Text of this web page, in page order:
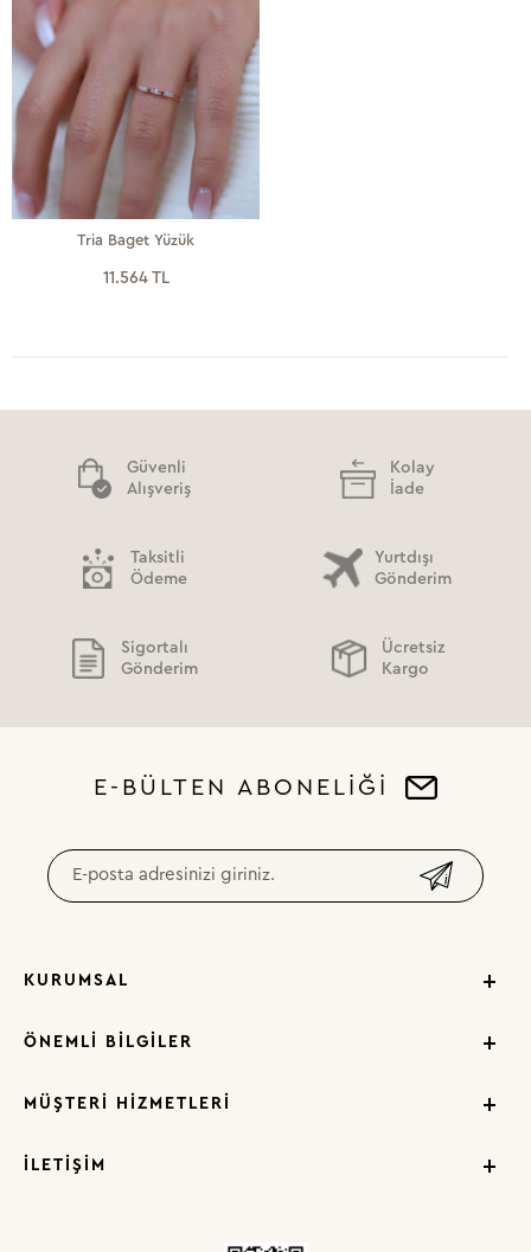
Tria Baget Yüzük
11.564 TL
Güvenli
Alışveriş
Kolay
İade
Taksitli
Ödeme
Yurtdışı
Gönderim
Sigortalı
Gönderim
Ücretsiz
Kargo
E-BÜLTEN ABONELİĞİ
KURUMSAL
ÖNEMLI BILGILER
MÜŞTERI HIZMETLERI
İLETIŞIM